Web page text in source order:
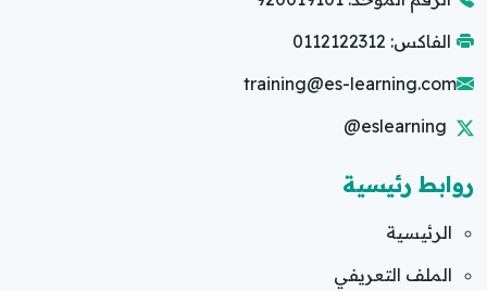
الفاكس: 0112122312
training@es-learning.com
@eslearning
روابط رئيسية
الرئيسية
الملف التعريفي